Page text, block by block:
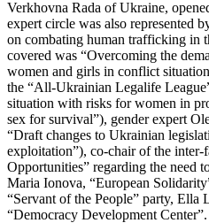
Verkhovna Rada of Ukraine,
expert circle was also represented
on combating human trafficking in
covered was “Overcoming the
women and girls in conflict
the “All-Ukrainian Legalife
situation with risks for women in
sex for survival”), gender expert
“Draft changes to Ukrainian
exploitation”), co-chair of the inter-
Opportunities” regarding the need
Maria Ionova, “European
“Servant of the People” party, Ella
“Democracy Development Center”.